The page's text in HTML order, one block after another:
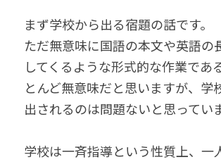
まず学校から出る宿題の話です。
ただ無意味に国語の本文や英語の
してくるような形式的な作業であ
とんど無意味だと思いますが、学
出されるのは問題ないと思ってい
学校は一斉指導という性質上、一